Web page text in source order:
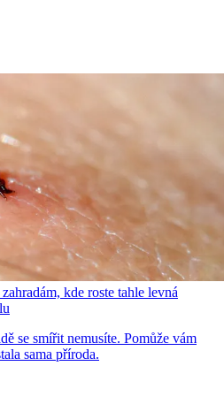
kde roste tahle levná
se smířit nemusíte. Pomůže vám
sama příroda.